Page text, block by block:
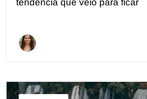
tendência que veio para ficar